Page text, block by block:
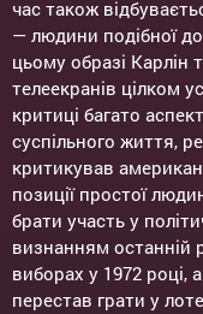
час також
— людини подібної
цьому образі Карлін
телеекранів цілком
критиці багато
суспільного життя,
критикував
позиції простої
брати участь у
визнанням останній
виборах у 1972 році,
перестав грати у